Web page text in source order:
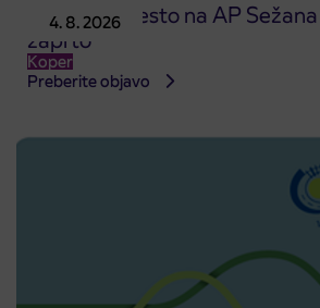
4. 8. 2026
Prodajno mesto na AP
zaprto
Koper
Preberite objavo